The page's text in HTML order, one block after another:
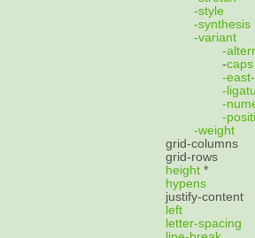
-style
-synthesis
-variant
-
-caps
-
-
-
-
-weight
grid-columns
grid-rows
height *
hypens
justify-content
left
letter-spacing